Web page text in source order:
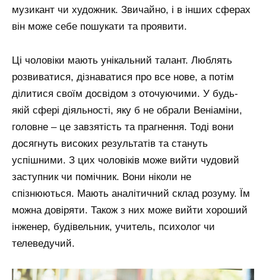
музикант чи художник. Звичайно, і в інших сферах
він може себе пошукати та проявити.
Ці чоловіки мають унікальний талант. Люблять
розвиватися, дізнаватися про все нове, а потім
ділитися своїм досвідом з оточуючими. У будь-
якій сфері діяльності, яку б не обрали Веніаміни,
головне – це завзятість та прагнення. Тоді вони
досягнуть високих результатів та стануть
успішними. З цих чоловіків може вийти чудовий
заступник чи помічник. Вони ніколи не
спізнюються. Мають аналітичний склад розуму. Їм
можна довіряти. Також з них може вийти хороший
інженер, будівельник, учитель, психолог чи
телеведучий.